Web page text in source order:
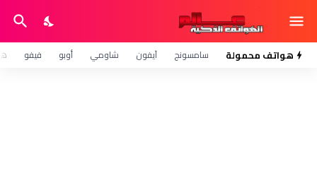
هواتف محمولة سامسونج آيفون شاومي أوبو فيفو